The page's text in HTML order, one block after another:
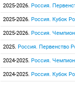
2025-2026. Россия.
2025-2026. Россия. Кубок
2025-2026. Россия.
2025. Россия. Первенство
2024-2025. Россия.
2024-2025. Россия. Кубок